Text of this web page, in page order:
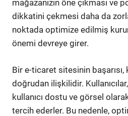
mağazanızın öne çıkması ve
dikkatini çekmesi daha da
noktada optimize edilmiş
önemi devreye girer.
Bir e-ticaret sitesinin başarısı,
doğrudan ilişkilidir. Kullanıcılar,
kullanıcı dostu ve görsel
tercih ederler. Bu nedenle,